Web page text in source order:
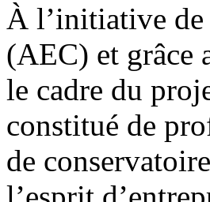
À l’initiative de
(AEC) et grâce
le cadre du
constitué de
de